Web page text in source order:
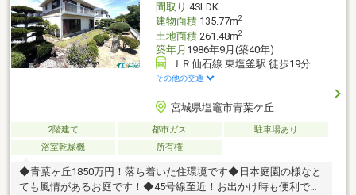
間取り 4SLDK
建物面積135.77m2
土地面積261.48m2
築年月 1986年9月(築40年)
ＪＲ仙石線 東塩釜駅 徒歩19分
その他の交通
宮城県塩竈市青葉ケ丘
2階建て 都市ガス
駐車場あり
浴室乾燥機
所有権
◆青葉ヶ丘1850万円！落ち着いた住環境です◆日本庭園の様なと
ても風情があるお庭です！◆45号線至近！お出かけ時も便利です